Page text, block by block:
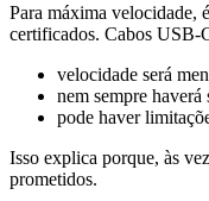
Para máxima velocidade,
certificados. Cabos USB-
velocidade será
nem sempre
pode haver
Isso explica porque, às
prometidos.